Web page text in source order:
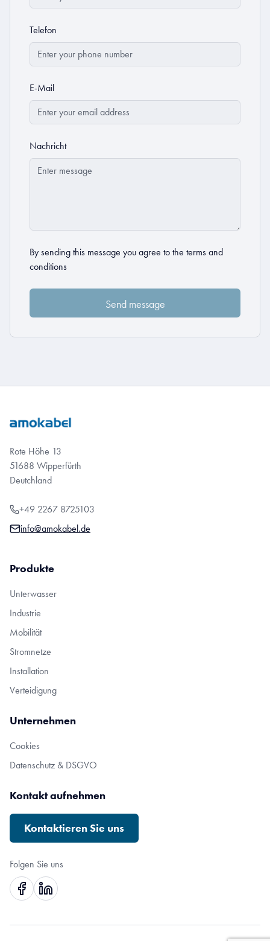
Telefon
E-Mail
Nachricht
By sending this message you agree to the terms and
conditions
Rote Höhe 13
51688 Wipperfürth
Deutchland
+49 2267 8725103
info@amokabel.de
Produkte
Unterwasser
Industrie
Mobilität
Stromnetze
Installation
Verteidigung
Unternehmen
Cookies
Datenschutz & DSGVO
Kontakt aufnehmen
Kontaktieren Sie uns
Folgen Sie uns